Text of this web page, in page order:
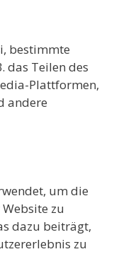
bestimmte
das Teilen des
Plattformen,
andere
um die
zu
dazu beiträgt,
zu